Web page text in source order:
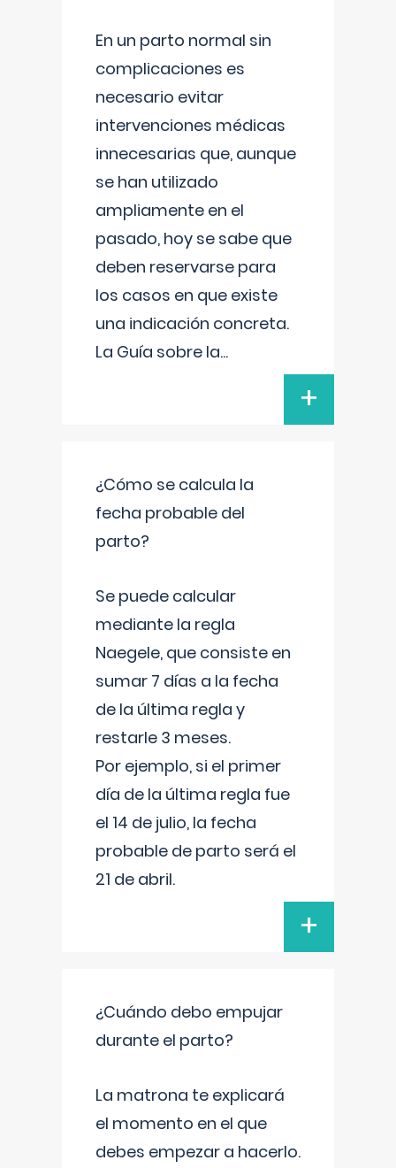
En un parto normal sin
complicaciones es
necesario evitar
intervenciones médicas
innecesarias que, aunque
se han utilizado
ampliamente en el
pasado, hoy se sabe que
deben reservarse para
los casos en que existe
una indicación concreta.
La Guía sobre la...
+
¿Cómo se calcula la
fecha probable del
parto?
Se puede calcular
mediante la regla
Naegele, que consiste en
sumar 7 días a la fecha
de la última regla y
restarle 3 meses.
Por ejemplo, si el primer
día de la última regla fue
el 14 de julio, la fecha
probable de parto será el
21 de abril.
+
¿Cuándo debo empujar
durante el parto?
La matrona te explicará
el momento en el que
debes empezar a hacerlo.